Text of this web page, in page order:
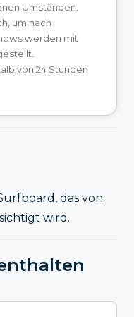
Umständen.
um nach
werden mit
von 24 Stunden
das von
wird.